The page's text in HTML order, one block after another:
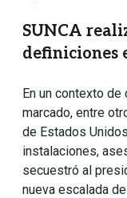
SUNCA
definiciones
En un contexto
marcado, entre
de Estados
instalaciones,
secuestró al
nueva escalada